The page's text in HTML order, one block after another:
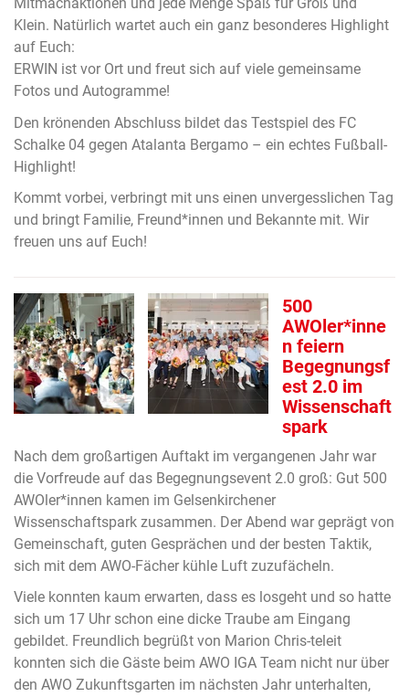
Klein. Natürlich wartet auch ein ganz besonderes Highlight
auf Euch:
ERWIN ist vor Ort und freut sich auf viele gemeinsame
Fotos und Autogramme!
Den krönenden Abschluss bildet das Testspiel des FC
Schalke 04 gegen Atalanta Bergamo – ein echtes Fußball-
Highlight!
Kommt vorbei, verbringt mit uns einen unvergesslichen Tag
und bringt Familie, Freund*innen und Bekannte mit. Wir
freuen uns auf Euch!
500
AWOler*inne
n feiern
Begegnungsf
est 2.0 im
Wissenschaft
spark
Nach dem großartigen Auftakt im vergangenen Jahr war
die Vorfreude auf das Begegnungsevent 2.0 groß: Gut 500
AWOler*innen kamen im Gelsenkirchener
Wissenschaftspark zusammen. Der Abend war geprägt von
Gemeinschaft, guten Gesprächen und der besten Taktik,
sich mit dem AWO-Fächer kühle Luft zuzufächeln.
Viele konnten kaum erwarten, dass es losgeht und so hatte
sich um 17 Uhr schon eine dicke Traube am Eingang
gebildet. Freundlich begrüßt von Marion Chris-teleit
konnten sich die Gäste beim AWO IGA Team nicht nur über
den AWO Zukunftsgarten im nächsten Jahr unterhalten,